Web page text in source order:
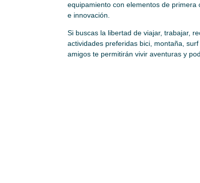
equipamiento con elementos de
e innovación.
Si buscas la libertad de viajar, trabajar,
actividades preferidas bici, montaña,
amigos te permitirán vivir aventuras y